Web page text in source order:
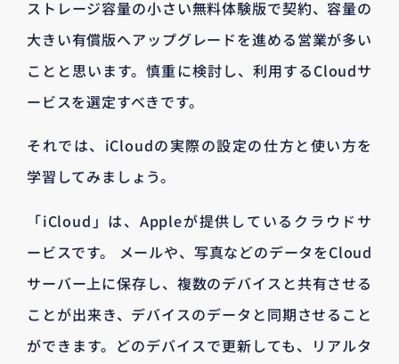
ストレージ容量の小さい無料体験版で契約、容量の
大きい有償版へアップグレードを進める営業が多い
ことと思います。慎重に検討し、利用するCloudサ
ービスを選定すべきです。
それでは、iCloudの実際の設定の仕方と使い方を
学習してみましょう。
「iCloud」は、Appleが提供しているクラウドサ
ービスです。 メールや、写真などのデータをCloud
サーバー上に保存し、複数のデバイスと共有させる
ことが出来き、デバイスのデータと同期させること
ができます。どのデバイスで更新しても、リアルタ